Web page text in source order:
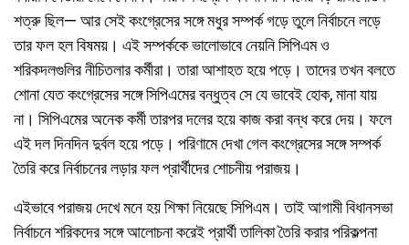
শত্রু ছিল— আর সেই কংগ্রেসের সঙ্গে মধুর সম্পর্ক গড়ে তুলে নির্বাচনে লড়ে
তার ফল হল বিষময়। এই সম্পর্ককে ভালোভাবে নেয়নি সিপিএম ও
শরিকদলগুলির নীচিতলার কর্মীরা। তারা আশাহত হয়ে পড়ে। তাদের তখন বলতে
শোনা যেত কংগ্রেসের সঙ্গে সিপিএমের বন্ধুত্ব সে যে ভাবেই হোক, মানা যায়
না। সিপিএমের অনেক কর্মী তারপর দলের হয়ে কাজ করা বন্ধ করে দেয়। ফলে
এই দল দিনদিন দুর্বল হয়ে পড়ে। পরিণামে দেখা গেল কংগ্রেসের সঙ্গে সম্পর্ক
তৈরি করে নির্বাচনের লড়ার ফল প্রার্থীদের শোচনীয় পরাজয়।
এইভাবে পরাজয় দেখে মনে হয় শিক্ষা নিয়েছে সিপিএম। তাই আগামী বিধানসভা
নির্বাচনে শরিকদের সঙ্গে আলোচনা করেই প্রার্থী তালিকা তৈরি করার পরিকল্পনা